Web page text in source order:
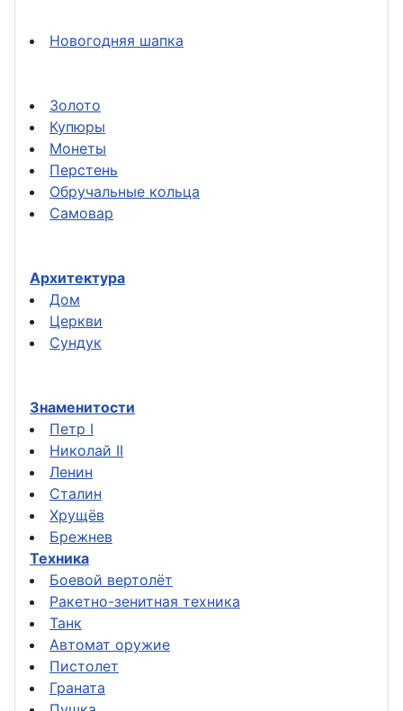
Новогодняя шапка
Золото
Купюры
Монеты
Перстень
Обручальные кольца
Самовар
Архитектура
Дом
Церкви
Сундук
Знаменитости
Петр I
Николай II
Ленин
Сталин
Хрущёв
Брежнев
Техника
Боевой вертолёт
Ракетно-зенитная техника
Танк
Автомат оружие
Пистолет
Граната